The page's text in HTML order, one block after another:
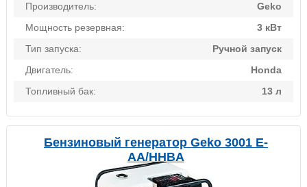
Производитель:
Geko
Мощность резервная:
3 кВт
Тип запуска:
Ручной запуск
Двигатель:
Honda
Топливный бак:
13 л
Бензиновый генератор Geko 3001 E-
AA/HHBA